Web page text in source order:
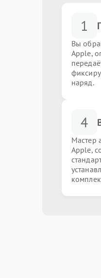
1
Вы
Apple,
наряд.
4
Мастер
Apple,